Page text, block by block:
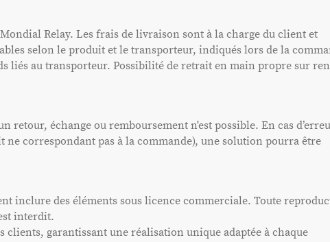
Relay. Les frais de livraison sont à la charge du client et
selon le produit et le transporteur, indiqués lors de la
liés au transporteur. Possibilité de retrait en main propre sur
retour, échange ou remboursement n'est possible. En cas
correspondant pas à la commande), une solution pourra être
inclure des éléments sous licence commerciale. Toute
interdit.
clients, garantissant une réalisation unique adaptée à chaque